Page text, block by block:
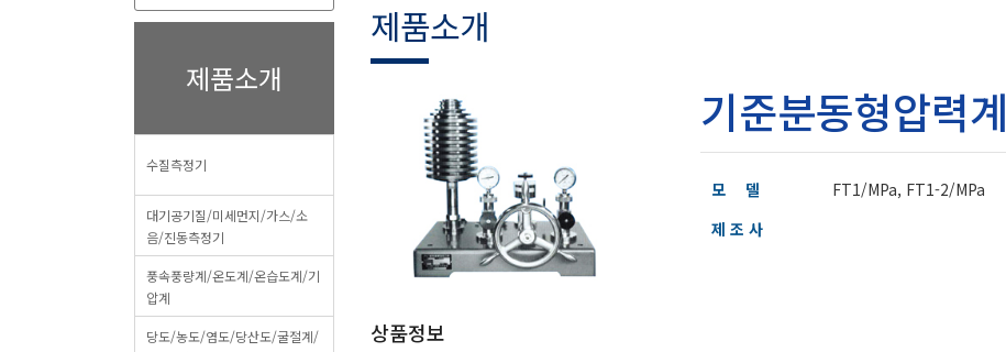
제품소개
수질측정기
대기공기질/미세먼지/가스/소
음/진동측정기
풍속풍량계/온도계/온습도계/기
압계
당도/농도/염도/당산도/굴절계/
제품소개
기준분동형압력계
모 델
FT1/MPa, FT1-2/MPa
제 조 사
상품정보